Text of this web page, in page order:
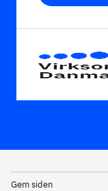
Gem siden